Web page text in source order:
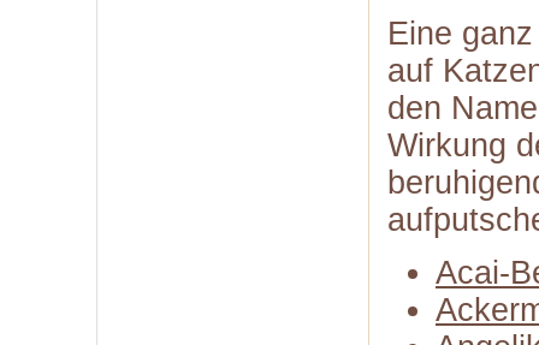
Eine
auf
den
Wirkung
Acai-